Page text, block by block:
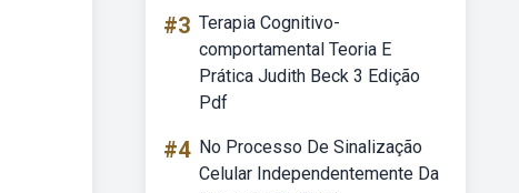
#3 Terapia Cognitivo-
comportamental Teoria E
Prática Judith Beck 3 Edição
Pdf
#4 No Processo De Sinalização
Celular Independentemente Da